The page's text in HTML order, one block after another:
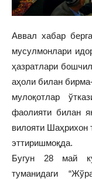
Аввал хабар
мусулмонлари
ҳазратлари
аҳоли билан
мулоқотлар
фаолияти билан
вилояти Шаҳрихон
эттиришмоқда.
Бугун 28 май
туманидаги